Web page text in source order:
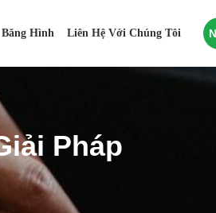
Băng Hình Liên Hệ Với Chúng Tôi
Pháp